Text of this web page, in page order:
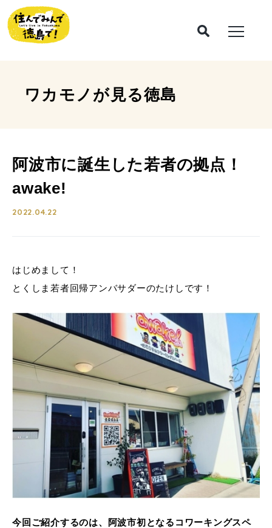
ワカモノが見る徳島
阿波市に誕生した若者の拠点！
awake!
2022.04.22
はじめまして！
とくしま若者回帰アンバサダーのたけしです！
今回ご紹介するのは、阿波市初となるコワーキングスペ